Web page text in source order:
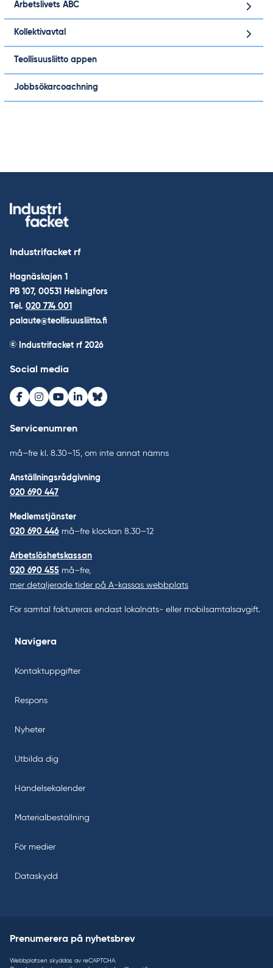
Arbetslivets ABC
Kollektivavtal
Teollisuusliitto appen
Jobbsökarcoachning
Industrifacket rf
Hagnäskajen 1
PB 107, 00531 Helsingfors
Tel. 020 774 001
palaute@teollisuusliitto.fi
© Industrifacket rf 2026
Social media
Facebook
Instagram
Youtube
LinkedInBluesky
Servicenumren
må–fre kl. 8.30–15, om inte annat nämns
Anställningsrådgivning
020 690 447
Medlemstjänster
020 690 446 må–fre klockan 8.30–12
Arbetslöshetskassan
020 690 455 må–fre,
mer detaljerade tider på A-kassas webbplats
För samtal faktureras endast lokalnäts- eller mobilsamtalsavgift.
Navigera
Kontaktuppgifter
Respons
Nyheter
Utbilda dig
Händelsekalender
Materialbeställning
För medier
Dataskydd
Prenumerera på nyhetsbrev
Webbplatsen skyddas av reCAPTCHA.